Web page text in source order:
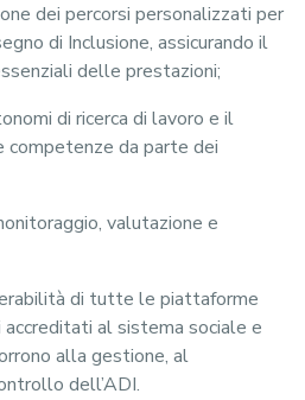
dei percorsi personalizzati per
di Inclusione, assicurando il
delle prestazioni;
di ricerca di lavoro e il
da parte dei
valutazione e
di tutte le piattaforme
al sistema sociale e
alla gestione, al
dell’ADI.